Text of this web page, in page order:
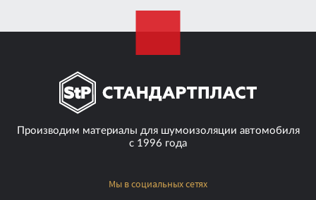
Производим материалы для шумоизоляции автомобиля
с 1996 года
Мы в социальных сетях